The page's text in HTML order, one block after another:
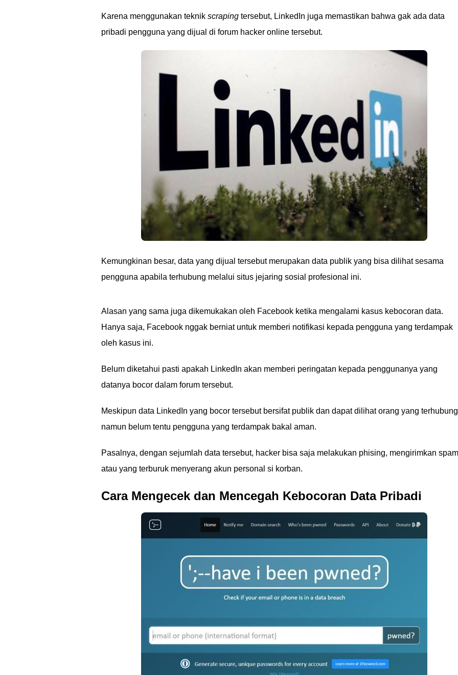
Karena menggunakan teknik scraping tersebut, LinkedIn juga memastikan bahwa gak ada data
pribadi pengguna yang dijual di forum hacker online tersebut.
Kemungkinan besar, data yang dijual tersebut merupakan data publik yang bisa dilihat sesama
pengguna apabila terhubung melalui situs jejaring sosial profesional ini.
Alasan yang sama juga dikemukakan oleh Facebook ketika mengalami kasus kebocoran data.
Hanya saja, Facebook nggak berniat untuk memberi notifikasi kepada pengguna yang terdampak
oleh kasus ini.
Belum diketahui pasti apakah LinkedIn akan memberi peringatan kepada penggunanya yang
datanya bocor dalam forum tersebut.
Meskipun data LinkedIn yang bocor tersebut bersifat publik dan dapat dilihat orang yang
namun belum tentu pengguna yang terdampak bakal aman.
Pasalnya, dengan sejumlah data tersebut, hacker bisa saja melakukan phising, mengirimkan
atau yang terburuk menyerang akun personal si korban.
Cara Mengecek dan Mencegah Kebocoran Data Pribadi